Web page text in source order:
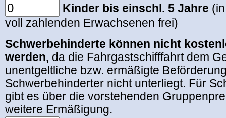
Kinder bis einschl. 5 Jahre
voll zahlenden Erwachsenen frei)
Schwerbehinderte können nicht
werden, da die Fahrgastschifffahrt dem
unentgeltliche bzw. ermäßigte
Schwerbehinderter nicht unterliegt. Für
gibt es über die vorstehenden
weitere Ermäßigung.